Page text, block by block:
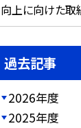
向上に向けた取
過去記事
2026年度
2025年度